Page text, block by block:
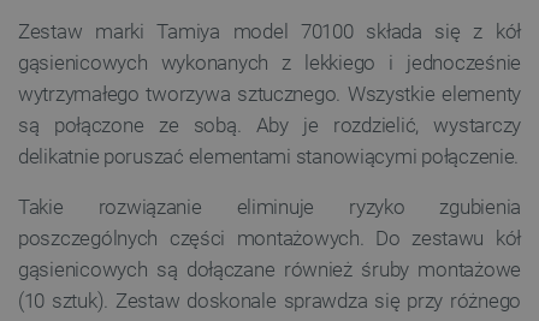
Zestaw marki Tamiya model 70100 składa się z kół
gąsienicowych wykonanych z lekkiego i jednocześnie
wytrzymałego tworzywa sztucznego. Wszystkie elementy
są połączone ze sobą. Aby je rozdzielić, wystarczy
delikatnie poruszać elementami stanowiącymi połączenie.
Takie rozwiązanie eliminuje ryzyko zgubienia
poszczególnych części montażowych. Do zestawu kół
gąsienicowych są dołączane również śruby montażowe
(10 sztuk). Zestaw doskonale sprawdza się przy różnego